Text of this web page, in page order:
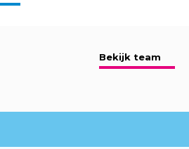
Bekijk team